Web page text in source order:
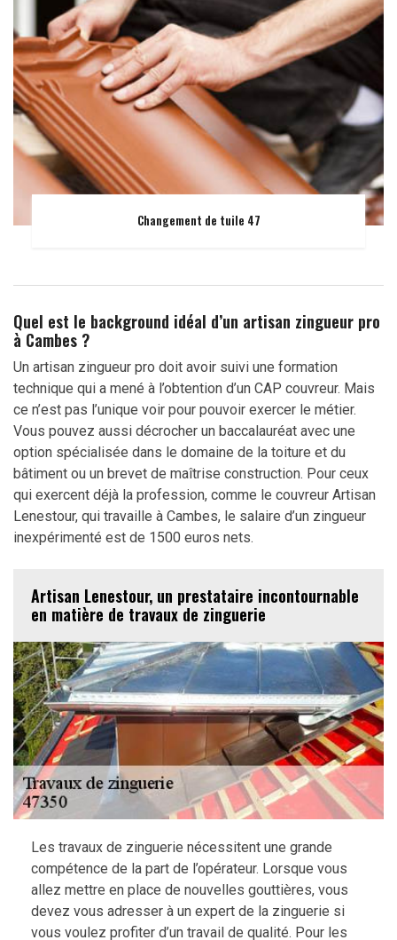
Changement de tuile 47
Quel est le background idéal d’un artisan zingueur pro
à Cambes ?
Un artisan zingueur pro doit avoir suivi une formation
technique qui a mené à l’obtention d’un CAP couvreur. Mais
ce n’est pas l’unique voir pour pouvoir exercer le métier.
Vous pouvez aussi décrocher un baccalauréat avec une
option spécialisée dans le domaine de la toiture et du
bâtiment ou un brevet de maîtrise construction. Pour ceux
qui exercent déjà la profession, comme le couvreur Artisan
Lenestour, qui travaille à Cambes, le salaire d’un zingueur
inexpérimenté est de 1500 euros nets.
Artisan Lenestour, un prestataire incontournable
en matière de travaux de zinguerie
Les travaux de zinguerie nécessitent une grande
compétence de la part de l’opérateur. Lorsque vous
allez mettre en place de nouvelles gouttières, vous
devez vous adresser à un expert de la zinguerie si
vous voulez profiter d’un travail de qualité. Pour les